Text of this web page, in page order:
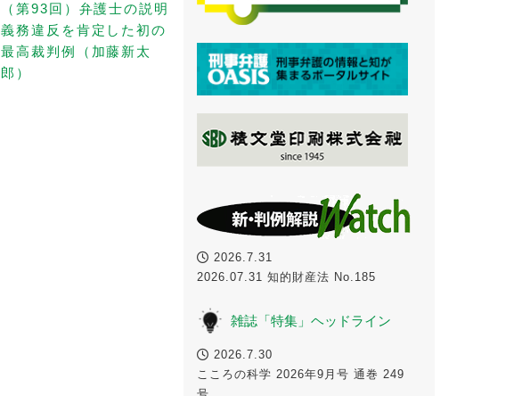
（第93回）弁護士の説明
義務違反を肯定した初の
最高裁判例（加藤新太
郎）
2026.7.31
2026.07.31 知的財産法 No.185
雑誌「特集」ヘッドライン
2026.7.30
こころの科学 2026年9月号 通巻 249